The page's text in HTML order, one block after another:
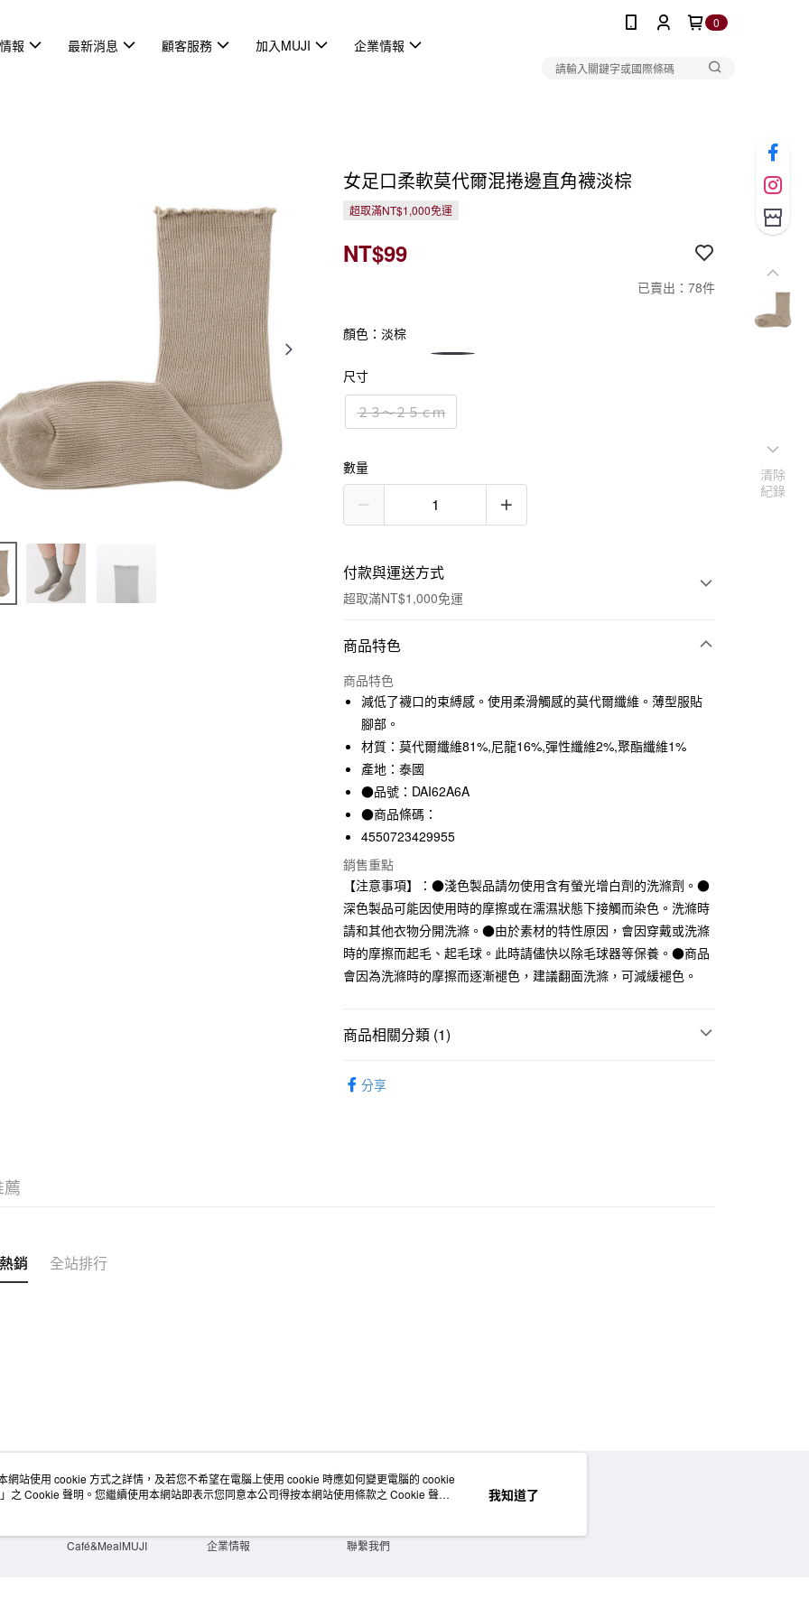
0
報 最新消息 顧客服務 加入MUJI 企業情報
女足口柔軟莫代爾混捲邊直角襪淡棕
超取滿NT$1,000免運
NT$99
已賣出：78件
顏色：淡棕
尺寸
２３～２５ｃｍ
數量
付款與運送方式
超取滿NT$1,000免運
付款方式
信用卡一次付款
信用卡分期付款
3 期 0 利率 每期NT$33 21家銀行
合作金庫商業銀行
華南商業銀行
上海商業儲蓄銀行
國泰世華商業銀行
臺灣中小企業銀行
匯豐（台灣）商業銀行
聯邦商業銀行
遠東國際商業銀行
元大商業銀行
永豐商業銀行
台新國際商業銀行
中國信託商業銀行
台灣樂天信用卡公司
超商取貨付款
LINE Pay
Apple Pay
街口支付
悠遊付
運送方式
每筆NT$65，滿NT$1,000(含以上)免運費
每筆NT$65，滿NT$1,000(含以上)免運費
商品特色
商品特色
減低了襪口的束縛感。使用柔滑觸感的莫代爾纖維。薄型服貼
腳部。
材質：莫代爾纖維81%,尼龍16%,彈性纖維2%,聚酯纖維1%
產地：泰國
●品號：DAI62A6A
●商品條碼：
4550723429955
銷售重點
【注意事項】：●淺色製品請勿使用含有螢光增白劑的洗滌劑。●
深色製品可能因使用時的摩擦或在濡濕狀態下接觸而染色。洗滌時
請和其他衣物分開洗滌。●由於素材的特性原因，會因穿戴或洗滌
時的摩擦而起毛、起毛球。此時請儘快以除毛球器等保養。●商品
會因為洗滌時的摩擦而逐漸褪色，建議翻面洗滌，可減緩褪色。
商品相關分類 (1)
分享
銷 全站排行
店舖情報
門市服務
Café&MealMUJI
空間改造企劃服務
大宗採購
企業情報
會員服務
人才招募
聯繫我們
清除
紀錄
網站使用 cookie 方式之詳情，及若您不希望在電腦上使用 cookie 時應如何變更電腦的 cookie
」之 Cookie 聲明。您繼續使用本網站即表示您同意本公司得按本網站使用條款之 Cookie 聲明
我知道了